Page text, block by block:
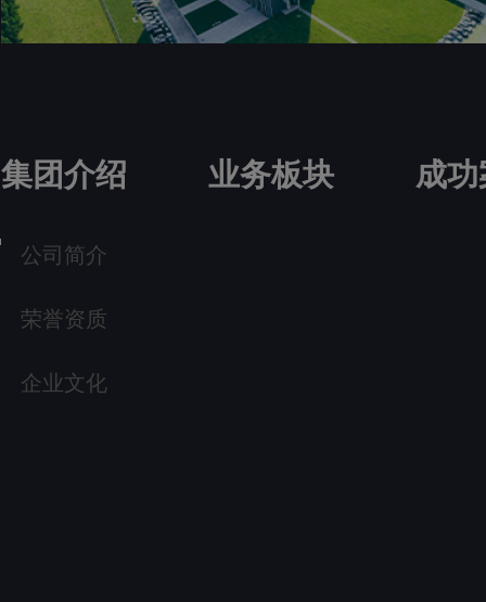
集团介绍
公司简介
荣誉资质
企业文化
业务板块 成